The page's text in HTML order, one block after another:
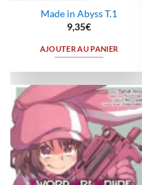
Made in Abyss T.1
9,35€
AJOUTER AU PANIER
Ajouter
à la
wishlist